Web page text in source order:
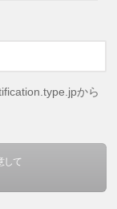
から
して